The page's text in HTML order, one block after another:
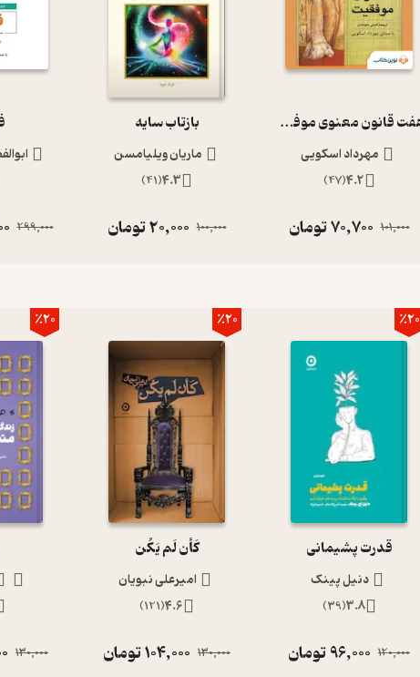
هفت قانون معنوی موفقیت
مهرداد اسکویی
4.2
(
47
)
101,000
70,700تومان
بازتاب سایه
ماریان ویلیامسن
4.3
(
41
)
100,000
20,000تومان 299,000
٪20
قدرت پشیمانی
دنیل پینک
3.8
(
39
)
120,000
96,000تومان
٪20
کَأن لَم یَکُن
امیرعلی نبویان
4.6
(
121
)
130,000
104,000تومان
٪20
130,000